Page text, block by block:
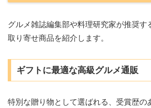
グルメ雑誌編集部や料理研究家が推奨す
取り寄せ商品を紹介します。
ギフトに最適な高級グルメ通販
特別な贈り物として選ばれる、受賞歴の